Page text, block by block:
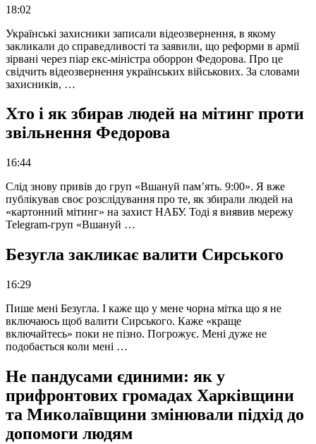
18:02
Українські захисники записали відеозвернення, в якому
закликали до справедливості та заявили, що реформи в армії
зірвані через піар екс-міністра оборрон Федорова. Про це
свідчить відеозвернення українських військових. За словами
захисників, …
Хто і як збирав людей на мітинг проти
звільнення Федорова
16:44
Слід знову привів до груп «Вшануй пам’ять. 9:00». Я вже
публікував своє розслідування про те, як збирали людей на
«картонний мітинг» на захист НАБУ. Тоді я виявив мережу
Telegram-груп «Вшануй …
Безугла закликає валити Сирського
16:29
Пише мені Безугла. І каже що у мене чорна мітка що я не
включаюсь щоб валити Сирського. Каже «краще
включайтесь» поки не пізно. Погрожує. Мені дуже не
подобається коли мені …
Не пандусами єдиними: як у
прифронтових громадах Харківщини
та Миколаївщини змінювали підхід до
допомоги людям